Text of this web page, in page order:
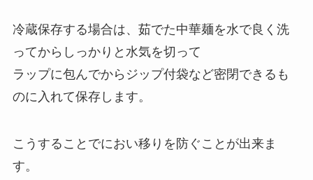
冷蔵保存する場合は、茹でた中華麺を水で良く洗
ってからしっかりと水気を切って
ラップに包んでからジップ付袋など密閉できるも
のに入れて保存します。
こうすることでにおい移りを防ぐことが出来ま
す。